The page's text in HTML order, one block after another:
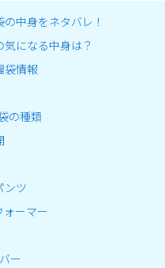
中身をネタバレ！
になる中身は？
袋情報
の種類
ンツ
ォーマー
ー